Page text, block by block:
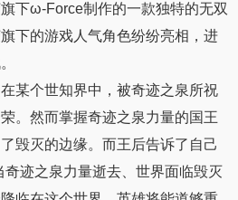
旗下ω-Force制作的一款独特的无双
下的游戏人气角色纷纷亮相，进
某个世知界中，被奇迹之泉所祝
。然而掌握奇迹之泉力量的国王
毁灭的边缘。而王后告诉了自己
奇迹之泉力量逝去、世界面临毁灭